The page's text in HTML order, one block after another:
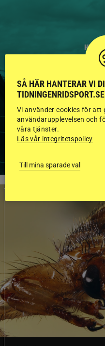
FLERA
BILDER
VISA
SÅ HÄR HANTERAR VI
TIDNINGENRIDSPORT.SE
Vi använder cookies för att
användarupplevelsen och
våra tjänster.
Läs vår integritetspolicy
Till mina sparade val